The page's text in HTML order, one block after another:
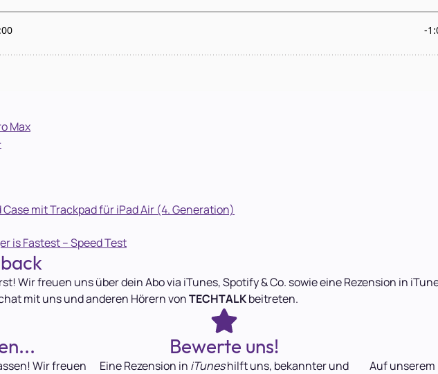
Max
mit Trackpad für iPad Air (4. Generation)
is Fastest – Speed Test
Wir freuen uns über dein Abo via iTunes, Spotify & Co. sowie eine Rezension in
mit uns und anderen Hörern vonTECHTALKbeitreten.
Wir freuen
Bewerte uns!
Eine Rezension in iTuneshilft uns, bekannter und
Auf